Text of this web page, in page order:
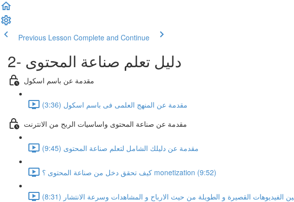
Previous Lesson Complete and Continue
2- دليل تعلم صناعة المحتوى
مقدمة عن باسم اسكول
مقدمة عن المنهج العلمى فى باسم اسكول (3:36)
مقدمة عن صناعة المحتوى واساسيات الربح من الانترنت
مقدمة عن دليلك الشامل لتعلم صناعة المحتوى (9:45)
كيف تحقق دخل من صناعة المحتوى ؟ monetization (9:52)
الفيديوهات القصيرة و الطويلة من حيث الارباح و المشاهدات وسرعة الانتشار (8:31)